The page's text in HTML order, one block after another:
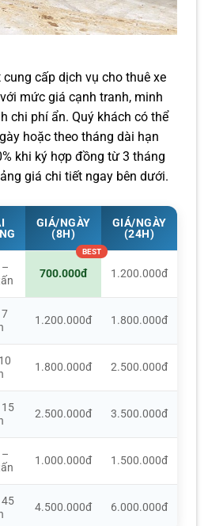
cấp dịch vụ cho thuê xe
mức giá cạnh tranh, minh
chi phí ẩn. Quý khách có thể
hoặc theo tháng dài hạn
khi ký hợp đồng từ 3 tháng
giá chi tiết ngay bên dưới.
GIÁ/NGÀY
(8H)
GIÁ/NGÀY
(24H)
–
700.000đ 1.200.000đ
1.200.000đ 1.800.000đ
1.800.000đ 2.500.000đ
15
2.500.000đ 3.500.000đ
–
1.000.000đ 1.500.000đ
4.500.000đ 6.000.000đ